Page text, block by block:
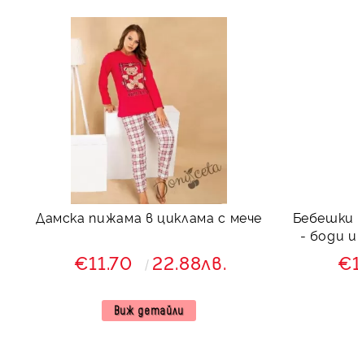
Дамска пижама в циклама с мече
€11.70 22.88лв.
Виж детайли
Бебешки
- боди